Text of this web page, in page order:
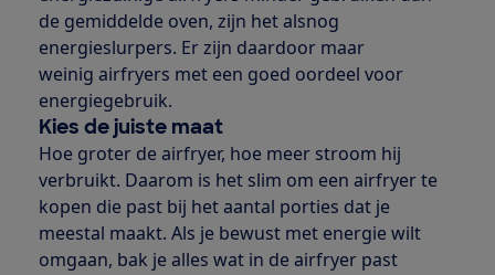
de gemiddelde oven, zijn het alsnog
energieslurpers. Er zijn daardoor maar
weinig airfryers met een goed oordeel voor
energiegebruik.
Kies de juiste maat
Hoe groter de airfryer, hoe meer stroom hij
verbruikt. Daarom is het slim om een airfryer te
kopen die past bij het aantal porties dat je
meestal maakt. Als je bewust met energie wilt
omgaan, bak je alles wat in de airfryer past